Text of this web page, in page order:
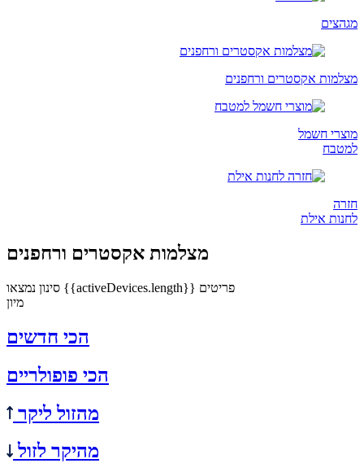
מגהצים
מצלמות אקסטרים ורחפנים
מוצרי חשמל
למטבח
חזרה
לחנות אילת
מצלמות אקסטרים ורחפנים
סינון
נמצאו {{activeDevices.length}} פריטים
מיון
הכי חדשים
הכי פופולריים
מהזול ליקר
מהיקר לזול